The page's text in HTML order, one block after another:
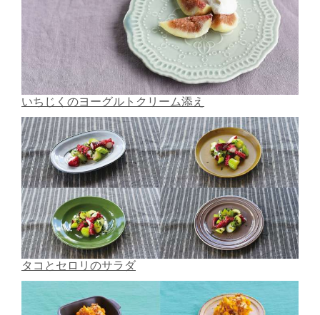
いちじくのヨーグルトクリーム添え
タコとセロリのサラダ